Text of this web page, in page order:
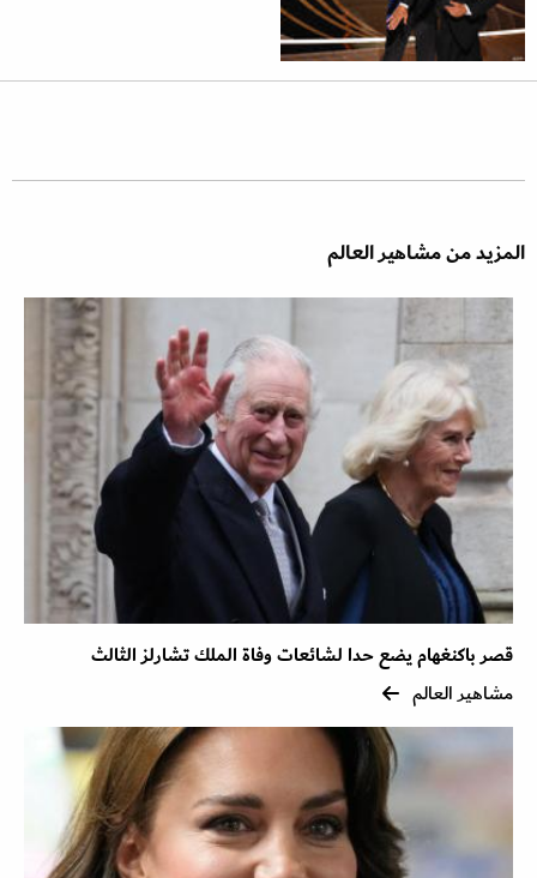
المزيد من مشاهير العالم
قصر باكنغهام يضع حدا لشائعات وفاة الملك تشارلز الثالث
مشاهير العالم